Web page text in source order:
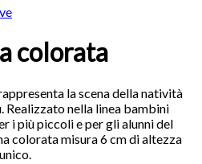
colorata
la scena della natività
Realizzato nella linea bambini
i più piccoli e per gli alunni del
colorata misura 6 cm di altezza